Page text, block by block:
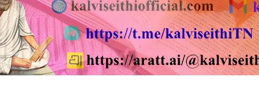
நாமக்கல் மாவட்டம்: மக்கள் தொகை கணக்கெடுப்பு 2027 - ஆசிரியர்களுக்கு
TN Budget 2026-2027 Highlights: மாணவர்களுக்கு இலவச லேப்டாப்,
பள்ளி மாணவர்களுக்கு 4 செட் இலவச சீருடை: EMIS தளத்தில் விவரங்களை
TN SSLC Supplementary Result 2026: 10-ஆம் வகுப்பு துணைத் தேர்வு